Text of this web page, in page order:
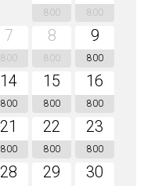
800 800
7
800
8
800
9
800
14
800
15
800
16
800
21
800
22
800
23
800
28 29 30